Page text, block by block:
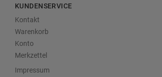
KUNDENSERVICE
Kontakt
Warenkorb
Konto
Merkzettel
Impressum